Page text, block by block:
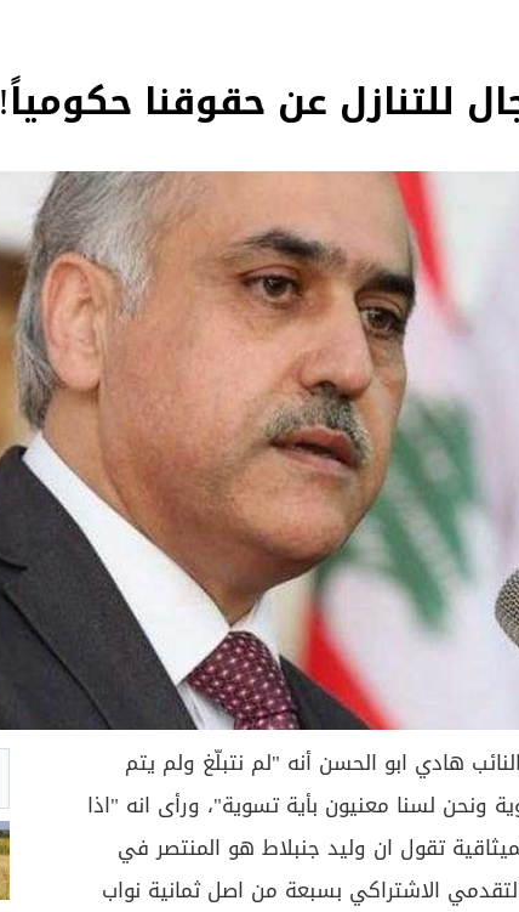
للتنازل عن حقوقنا حكومياً!
هادي ابو الحسن أنه "لم نتبلّغ ولم يتم
ونحن لسنا معنيون بأية تسوية"، ورأى انه "اذا
تقول ان وليد جنبلاط هو المنتصر في
الاشتراكي بسبعة من اصل ثمانية نواب